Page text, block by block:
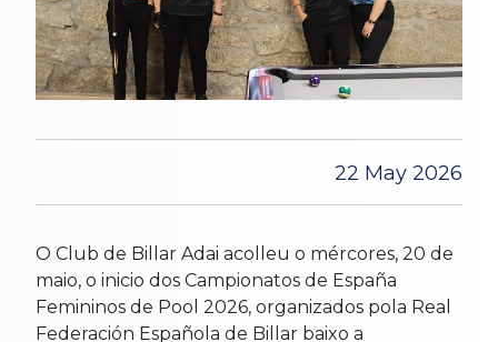
22 May 2026
O Club de Billar Adai acolleu o mércores, 20 de
maio, o inicio dos Campionatos de España
Femininos de Pool 2026, organizados pola Real
Federación Española de Billar baixo a